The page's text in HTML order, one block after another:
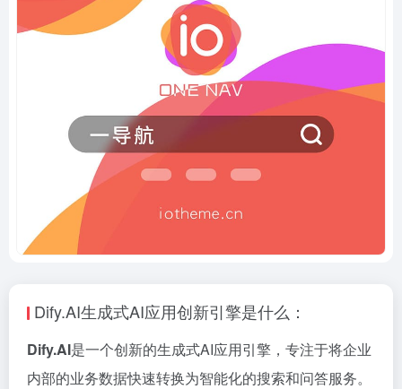
Dify.AI生成式AI应用创新引擎是什么：
Dify.AI是一个创新的生成式AI应用引擎，专注于将企业
内部的业务数据快速转换为智能化的搜索和问答服务。